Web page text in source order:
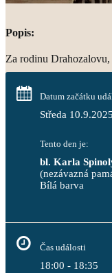
Popis:
Za rodinu
Datum začátku
Středa 10.9.2025
Tento den je:
bl. Karla
(nezávazná
Čas události
18:00 - 18:35